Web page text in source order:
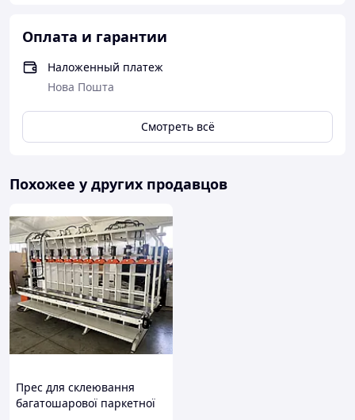
Оплата и гарантии
Наложенный платеж
Нова Пошта
Смотреть всё
Похожее у других продавцов
Прес для склеювання
багатошарової паркетної